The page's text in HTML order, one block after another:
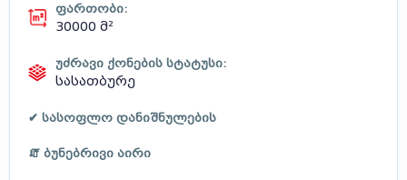
ფართობი:
30000 მ²
უძრავი ქონების სტატუსი:
სასათბურე
✔ სასოფლო დანიშნულების
🧯 ბუნებრივი აირი